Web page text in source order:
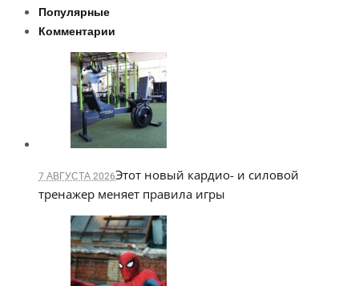
Популярные
Комментарии
7 АВГУСТА 2026Этот новый кардио- и силовой
тренажер меняет правила игры